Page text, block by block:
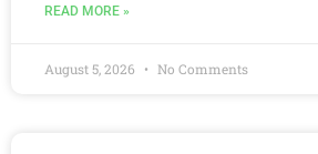
READ MORE »
August 5, 2026 No Comments